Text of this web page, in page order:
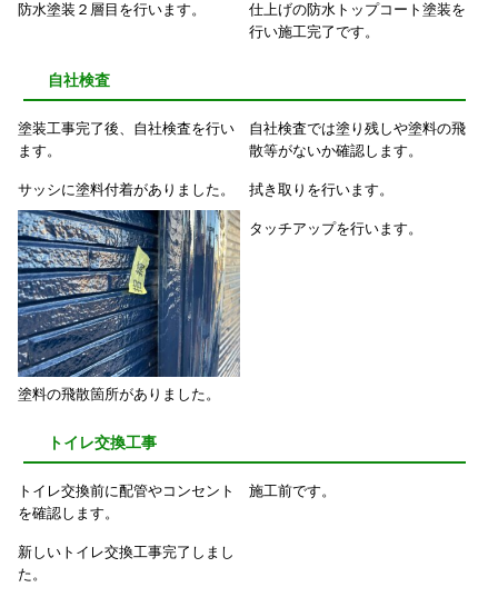
防水塗装２層目を行います。
仕上げの防水トップコート塗装を
行い施工完了です。
自社検査
塗装工事完了後、自社検査を行い
ます。
自社検査では塗り残しや塗料の飛
散等がないか確認します。
サッシに塗料付着がありました。 拭き取りを行います。
塗料の飛散箇所がありました。
タッチアップを行います。
トイレ交換工事
トイレ交換前に配管やコンセント
を確認します。
施工前です。
新しいトイレ交換工事完了しまし
た。